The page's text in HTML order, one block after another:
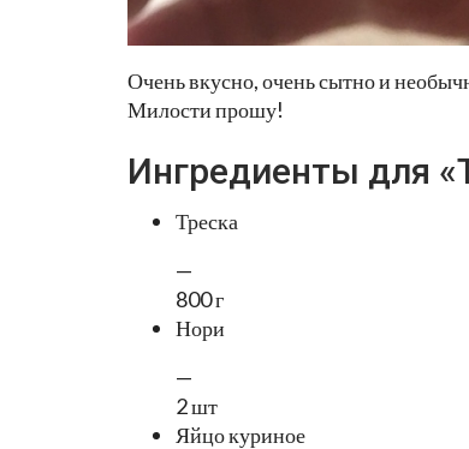
Очень вкусно, очень сытно и
Милости прошу!
Ингредиенты для
Треска
—
800 г
Нори
—
2 шт
Яйцо куриное